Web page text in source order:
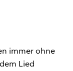
immer ohne
Lied